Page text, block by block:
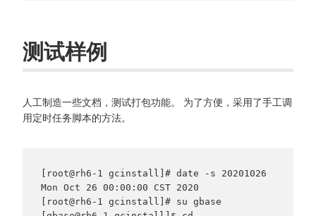
测试样例
人工制造一些文档，测试打包功能。 为了方便，采用了手工调
用定时任务脚本的方法。
[root@rh6-1 gcinstall]# date -s 20201026
Mon Oct 26 00:00:00 CST 2020
[root@rh6-1 gcinstall]# su gbase